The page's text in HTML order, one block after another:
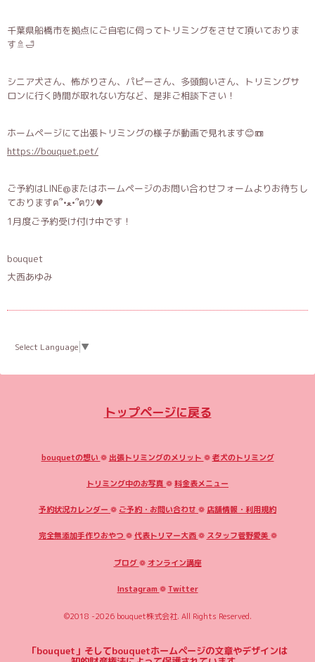
千葉県船橋市を拠点にご自宅に伺ってトリミングをさせて頂いておりま
す🚿🛁
シニア犬さん、怖がりさん、パピーさん、多頭飼いさん、トリミングサ
ロンに行く時間が取れない方など、是非ご相談下さい！
ホームページにて出張トリミングの様子が動画で見れます😊📼
https://bouquet.pet/
ご予約はLINE@またはホームページのお問い合わせフォームよりお待ちし
ておりますฅ՞•ﻌ•՞ฅﾜﾝ♥
1月度ご予約受け付け中です！
bouquet
大西あゆみ
Select Language ▼
トップページに戻る
bouquetの想い ❁ 出張トリミングのメリット ❁老犬のトリミング
トリミング中のお写真 ❁料金表メニュー
予約状況カレンダー ❁ ご予約・お問い合わせ ❁ 店舗情報・利用規約
完全無添加手作りおやつ ❁代表トリマー大西❁ スタッフ菅野愛美 ❁
ブログ❁ オンライン講座
Instagram ❁Twitter
©2018 -2026 bouquet株式会社. All Rights Reserved.
「bouquet」そしてbouquetホームページの文章やデザインは